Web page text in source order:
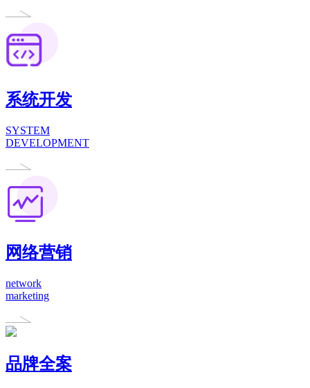
系统开发
SYSTEM
DEVELOPMENT
网络营销
network
marketing
品牌全案